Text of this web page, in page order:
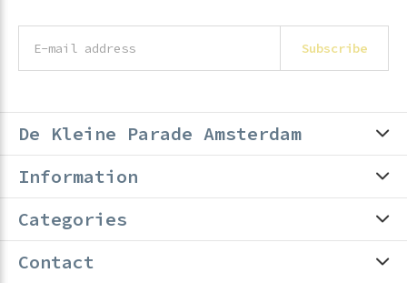
Subscribe
De Kleine Parade Amsterdam
Information
Categories
Contact